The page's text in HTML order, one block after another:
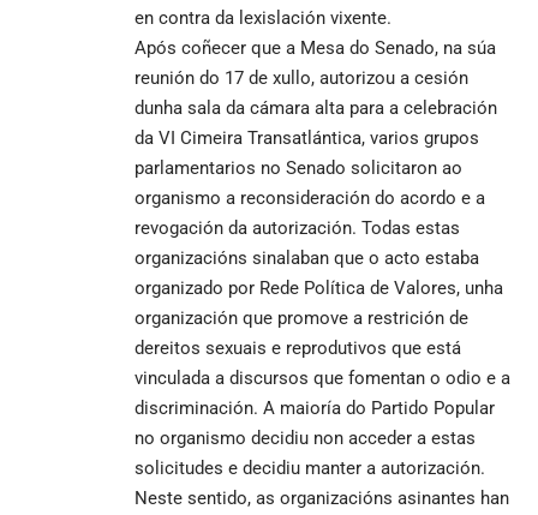
en contra da lexislación vixente.
Após coñecer que a Mesa do Senado, na súa
reunión do 17 de xullo, autorizou a cesión
dunha sala da cámara alta para a celebración
da VI Cimeira Transatlántica, varios grupos
parlamentarios no Senado solicitaron ao
organismo a reconsideración do acordo e a
revogación da autorización. Todas estas
organizacións sinalaban que o acto estaba
organizado por Rede Política de Valores, unha
organización que promove a restrición de
dereitos sexuais e reprodutivos que está
vinculada a discursos que fomentan o odio e a
discriminación. A maioría do Partido Popular
no organismo decidiu non acceder a estas
solicitudes e decidiu manter a autorización.
Neste sentido, as organizacións asinantes han